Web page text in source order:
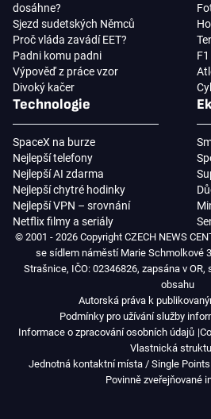
dosáhne?
Sjezd sudetských Němců
Proč vláda zavádí EET?
Padni komu padni
Výpověď z práce vzor
Divoký kačer
Technologie
SpaceX na burze
Nejlepší telefony
Nejlepší AI zdarma
Nejlepší chytré hodinky
Nejlepší VPN – srovnání
Netflix filmy a seriály
© 2001 - 2026 Copyright CZECH NEWS
se sídlem náměstí Marie Schmolkové
Strašnice, IČO: 02346826, zapsána v OR,
obsahu
Autorská práva k
Podmínky pro užívání služby
Informace o zpracování osobních údajů
Vlastnická
Jednotná kontaktní místa / Single
Povinně zveřejňované